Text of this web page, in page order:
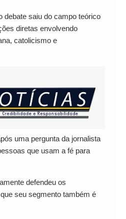
debate saiu do campo teórico
diretas envolvendo
catolicismo e
uma pergunta da jornalista
que usam a fé para
defendeu os
seu segmento também é